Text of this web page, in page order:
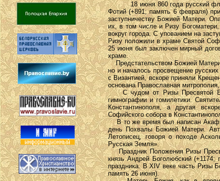
18 июня 860 года русский флот
Фотий (+891; память 6 февраля)
заступничеству Божией Матери.
их, в том числе и Ризу
вокруг города. С упованием на
Ризу положили в храме Святой
25 июня был заключен мирный
храме.
Предстательством Божией Матери
но и началось просвещение
с Византией, вскоре приняли
основана Православная
С чудом от Ризы Пресвятой
гимнографии и гомилетики.
Константинополя, а другая
Софийского собора в
В то же время был написан
день Похвалы Божией Матери.
Летописец, говоря о походе
Русская Земля».
Праздник Положения Ризы
князь Андрей Боголюбский
праздника. В XIV веке часть Ризы
память 26 июня).